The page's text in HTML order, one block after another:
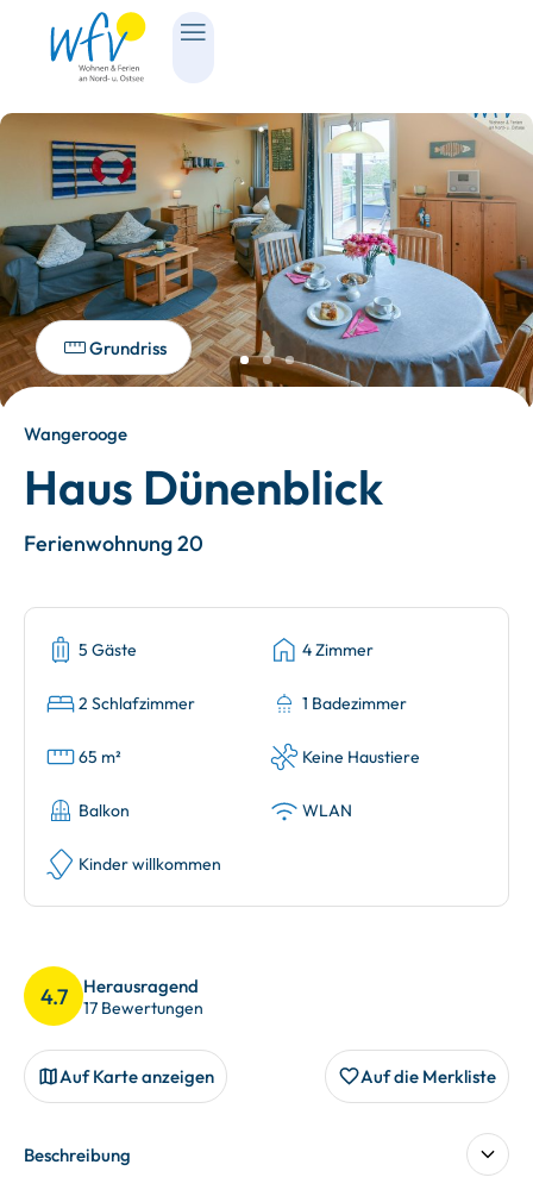
Grundriss
Wangerooge
Haus Dünenblick
Ferienwohnung 20
5 Gäste 4 Zimmer
2 Schlafzimmer 1 Badezimmer
65 m² Keine Haustiere
Balkon WLAN
Kinder willkommen
4.7 Herausragend
17 Bewertungen
Auf Karte anzeigen Auf die Merkliste
Beschreibung